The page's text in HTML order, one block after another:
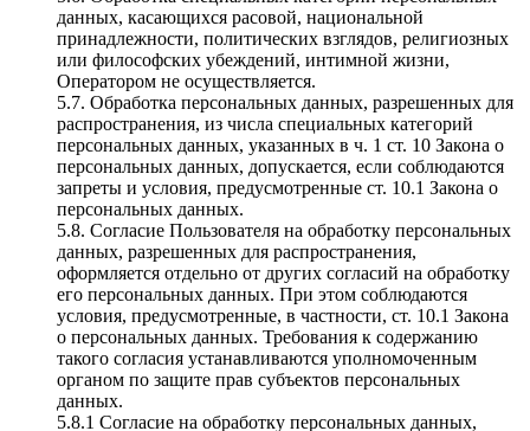
данных, касающихся расовой, национальной
принадлежности, политических взглядов, религиозных
или философских убеждений, интимной жизни,
Оператором не осуществляется.
5.7. Обработка персональных данных, разрешенных для
распространения, из числа специальных категорий
персональных данных, указанных в ч. 1 ст. 10 Закона о
персональных данных, допускается, если соблюдаются
запреты и условия, предусмотренные ст. 10.1 Закона о
персональных данных.
5.8. Согласие Пользователя на обработку персональных
данных, разрешенных для распространения,
оформляется отдельно от других согласий на обработку
его персональных данных. При этом соблюдаются
условия, предусмотренные, в частности, ст. 10.1 Закона
о персональных данных. Требования к содержанию
такого согласия устанавливаются уполномоченным
органом по защите прав субъектов персональных
данных.
5.8.1 Согласие на обработку персональных данных,